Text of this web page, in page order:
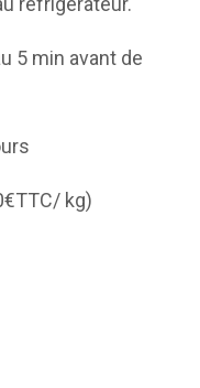
5 min avant de
kg)